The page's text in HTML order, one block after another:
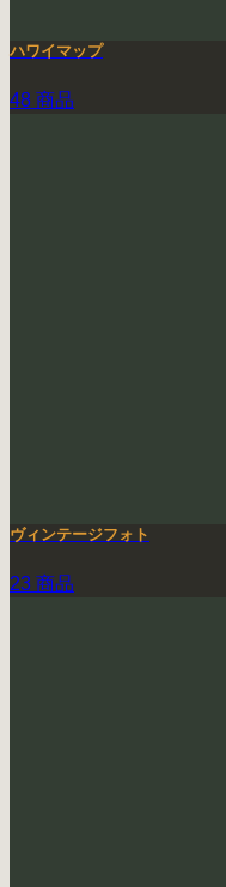
ハワイマップ
48 商品
ヴィンテージフォト
23 商品